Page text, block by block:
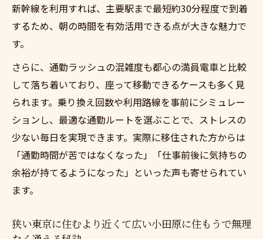
新幹線を利用すれば、主要駅まで最短約30分程度で到着
するため、朝の時間を有効活用できる点が大きな魅力で
す。
さらに、通勤ラッシュの混雑度も都心の満員電車と比較
して落ち着いており、座って移動できるケースも多く見
られます。乗り換え回数や利用路線を事前にシミュレー
ションし、最適な通勤ルートを選ぶことで、ストレスの
少ない毎日を実現できます。実際に移住された方からは
「通勤時間が苦ではなくなった」「仕事前後に気持ちの
余裕が持てるようになった」といった声も寄せられてい
ます。
狭い東京に住むより近くて広い小田原に住もうで無理